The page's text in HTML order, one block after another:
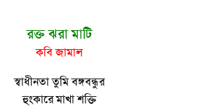
রক্ত ঝরা মাটি
কবি জামাল
স্বাধীনতা তুমি বঙ্গবন্ধুর
হুংকারে মাখা শক্তি